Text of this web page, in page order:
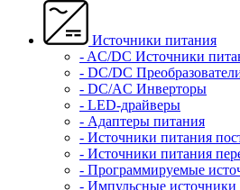
Источники питания
- AC/DC Источники
- DC/DC
- DC/AC Инверторы
- LED-драйверы
- Адаптеры питания
- Источники питания
- Источники питания
- Программируемые
- Импульсные источники